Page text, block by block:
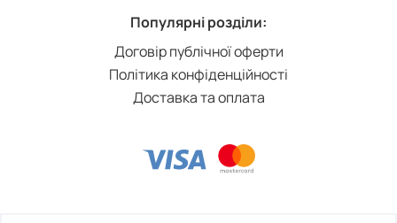
Популярні розділи:
Договір публічної оферти
Політика конфіденційності
Доставка та оплата